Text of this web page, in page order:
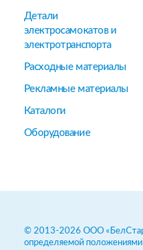
Детали
электросамокатов и
электротранспорта
Расходные материалы
Рекламные материалы
Каталоги
Оборудование
© 2013-2026 ООО
определяемой положениями